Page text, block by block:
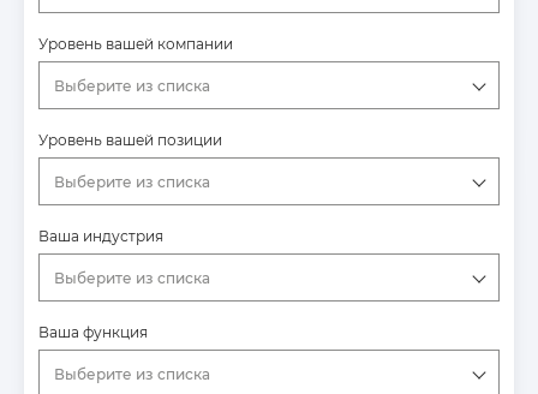
Уровень вашей компании
Выберите из списка
Уровень вашей позиции
Выберите из списка
Ваша индустрия
Выберите из списка
Ваша функция
Выберите из списка